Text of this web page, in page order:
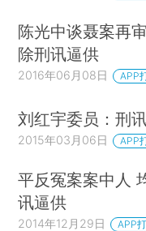
陈光中谈聂案再
除刑讯逼供
2016年06月08日 APP
刘红宇委员：刑
2015年03月06日 APP
平反冤案案中人
讯逼供
2014年12月29日 APP